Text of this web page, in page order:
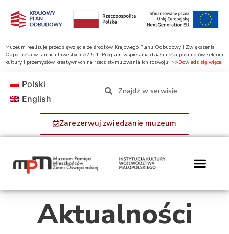
Muzeum realizuje przedsięwzięcie ze środków Krajowego Planu Odbudowy i Zwiększenia
Odporności w ramach Inwestycji A2.5.1: Program wspierania działalności podmiotów sektora
kultury i przemysłów kreatywnych na rzecz stymulowania ich rozwoju. >>Dowiedz się więcej
Zarezerwuj zwiedzanie muzeum
Polski
English
Aktualności